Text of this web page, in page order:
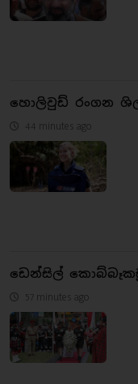
හොලිවුඩ් රංගන
44 minutes ago
ඩෙන්සිල්
57 minutes ago